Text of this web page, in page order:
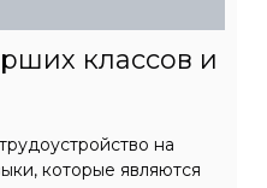
классов и
на
которые являются